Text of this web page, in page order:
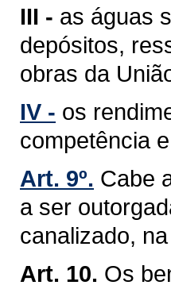
III - as águas
depósitos,
obras da
IV - os
competência
Art. 9º. Cabe
a ser
canalizado,
Art. 10. Os